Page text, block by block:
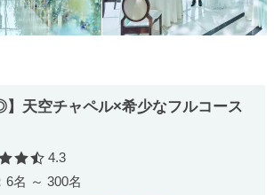
】天空チャペル×希少なフルコース
口コミ評価
4.3
6名 ～ 300名